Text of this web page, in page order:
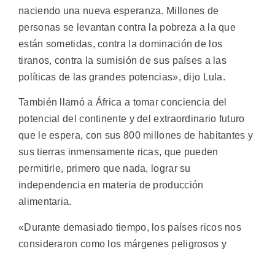
naciendo una nueva esperanza. Millones de
personas se levantan contra la pobreza a la que
están sometidas, contra la dominación de los
tiranos, contra la sumisión de sus países a las
políticas de las grandes potencias», dijo Lula.
También llamó a África a tomar conciencia del
potencial del continente y del extraordinario futuro
que le espera, con sus 800 millones de habitantes y
sus tierras inmensamente ricas, que pueden
permitirle, primero que nada, lograr su
independencia en materia de producción
alimentaria.
«Durante demasiado tiempo, los países ricos nos
consideraron como los márgenes peligrosos y